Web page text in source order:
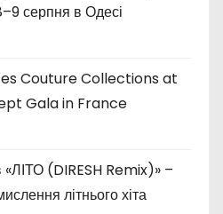
серпня в Одесі
Couture Collections at
Gala in France
«ЛІТО (DIRESH Remix)» –
літнього хіта